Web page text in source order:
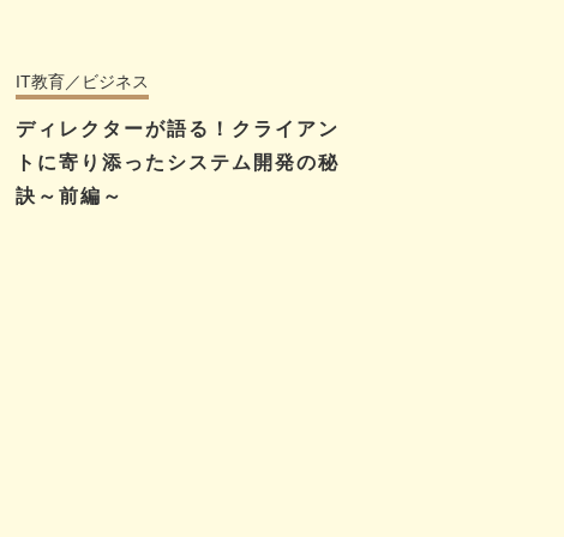
IT教育／ビジネス
ディレクターが語る！クライアン
トに寄り添ったシステム開発の秘
訣～前編～